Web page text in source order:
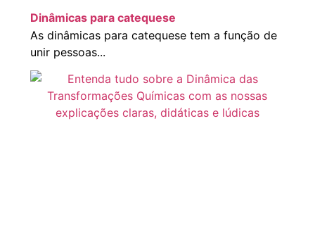
Dinâmicas para catequese
As dinâmicas para catequese tem a função de
unir pessoas...